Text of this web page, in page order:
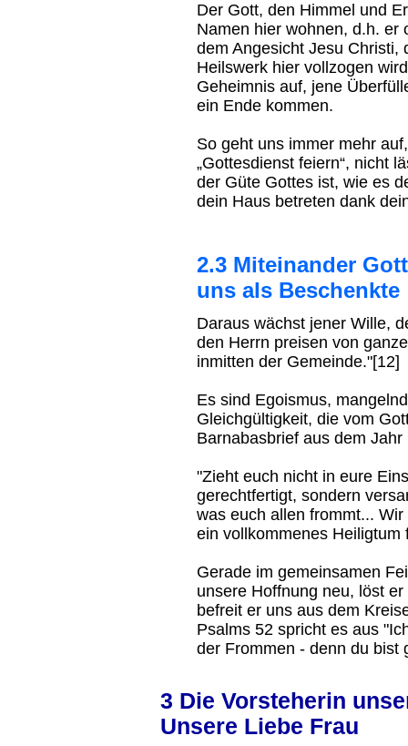
Der Gott, den Himmel und
Namen hier wohnen, d.h. er
dem Angesicht Jesu Christi,
Heilswerk hier vollzogen
Geheimnis auf, jene
ein Ende kommen.
So geht uns immer mehr
„Gottesdienst feiern“, nicht
der Güte Gottes ist, wie es
dein Haus betreten dank
2.3 Miteinander
uns als Beschenkte
Daraus wächst jener Wille,
den Herrn preisen von
inmitten der Gemeinde."[12]
Es sind Egoismus,
Gleichgültigkeit, die vom
Barnabasbrief aus dem
"Zieht euch nicht in eure
gerechtfertigt, sondern
was euch allen frommt...
ein vollkommenes Heiligtum
Gerade im gemeinsamen
unsere Hoffnung neu, löst
befreit er uns aus dem
Psalms 52 spricht es aus
der Frommen - denn du bist
3 Die Vorsteherin
Unsere Liebe Frau